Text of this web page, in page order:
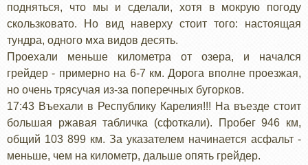
подняться, что мы и сделали, хотя в мокрую погоду
скользковато. Но вид наверху стоит того: настоящая
тундра, одного мха видов десять.
Проехали меньше километра от озера, и начался
грейдер - примерно на 6-7 км. Дорога вполне проезжая,
но очень трясучая из-за поперечных бугорков.
17:43 Въехали в Республику Карелия!!! На въезде стоит
большая ржавая табличка (сфоткали). Пробег 946 км,
общий 103 899 км. За указателем начинается асфальт -
меньше, чем на километр, дальше опять грейдер.